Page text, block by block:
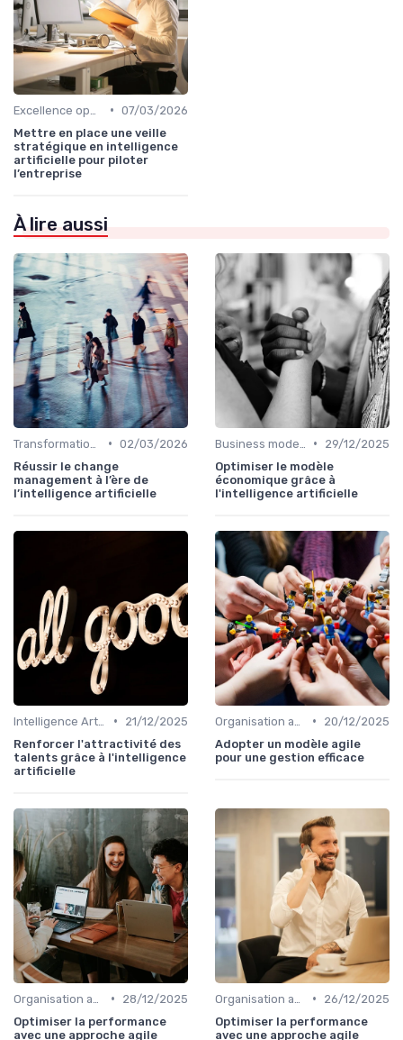
• 07/03/2026
Mettre en place une veille
stratégique en intelligence
artificielle pour piloter
l’entreprise
À lire aussi
• 02/03/2026
Réussir le change
management à l’ère de
l’intelligence artificielle
•
29/12/2025
Optimiser le modèle
économique grâce à
l'intelligence artificielle
•
21/12/2025
Renforcer l'attractivité des
talents grâce à l'intelligence
artificielle
•
20/12/2025
Adopter un modèle agile
pour une gestion efficace
•
28/12/2025
Optimiser la performance
avec une approche agile
•
26/12/2025
Optimiser la performance
avec une approche agile